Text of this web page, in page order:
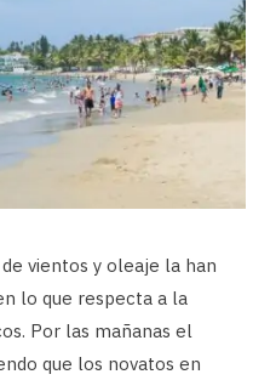
vientos y oleaje la han
lo que respecta a la
Por las mañanas el
que los novatos en